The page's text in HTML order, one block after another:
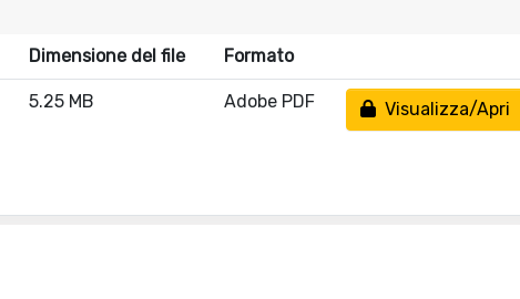
Dimensione del file Formato
5.25 MB Adobe PDF Visualizza/Apri